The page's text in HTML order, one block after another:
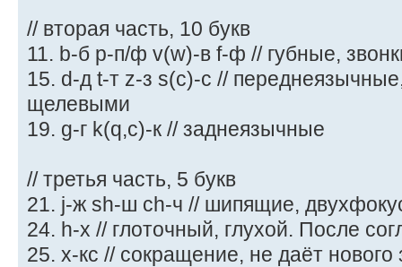
// вторая часть, 10 букв
11. b-б p-п/ф v(w)-в f-ф // губные,
15. d-д t-т z-з s(c)-с //
щелевыми
19. g-г k(q,c)-к // заднеязычные
// третья часть, 5 букв
21. j-ж sh-ш ch-ч // шипящие,
24. h-х // глоточный, глухой. После
25. x-кс // сокращение, не даёт нового